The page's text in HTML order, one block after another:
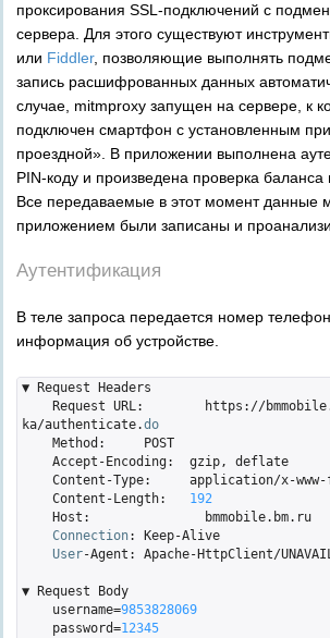
проксирования SSL-подключений с
сервера. Для этого существуют
или Fiddler, позволяющие выполнять
запись расшифрованных данных
случае, mitmproxy запущен на сервере, к
подключен смартфон с установленным
проездной». В приложении выполнена
PIN-коду и произведена проверка баланса
Все передаваемые в этот момент данные
приложением были записаны и
Аутентификация
В теле запроса передается номер
информация об устройстве.
▼ Request Headers
ka/authenticate.do
    Content-Length:
192
Connection:	Keep-Alive
User
-Agent:	Apache-HttpClient/
▼ Request Body
    username=
9853828069
    password=
12345